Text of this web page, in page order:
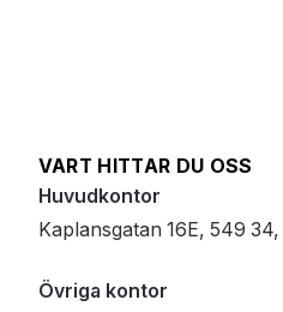
VART HITTAR DU OSS
Huvudkontor
Kaplansgatan 16E, 549
Övriga kontor